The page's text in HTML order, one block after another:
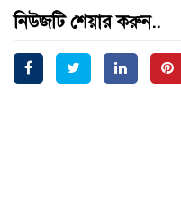
নিউজটি শেয়ার করুন..